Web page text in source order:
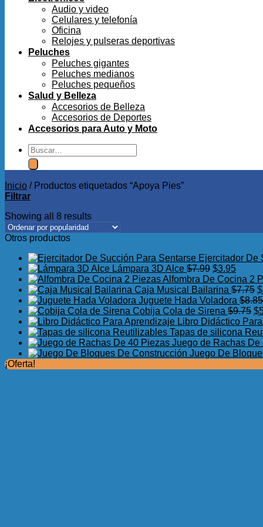
Audio y video
Celulares y telefonía
Oficina
Relojes y pulseras deportivas
Peluches
Peluches gigantes
Peluches medianos
Peluches pequeños
Salud y Belleza
Accesorios de Belleza
Accesorios de Deportes
Accesorios para Auto y Moto
Buscar
por:
Inicio /Productos etiquetados “Apoya Pies”
Filtrar
Showing all 8 results
Otros productos
Ejercitador De
Lámpara 3D Alce $7.99 El
precio
original
era:
$7.99.
$3.95El
precio
actual
es:
$3.95.
Alfombra De Cocina 2
Caja Musical Bailarina $7.75 $
Juguete Hada Voladora $8.85
Cobija Cola de Sirena $9.75 El
$
Libro Didáctico
Tapas de silicona
Juego de Rachas De
Juego De
¡Oferta!